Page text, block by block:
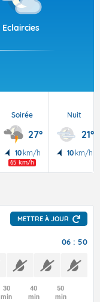
Eclaircies
Soirée
27°
10 km/h
65 km/h
Nuit
21°
10 km/h
METTRE À JOUR
06 : 50
30
min
40
min
50
min